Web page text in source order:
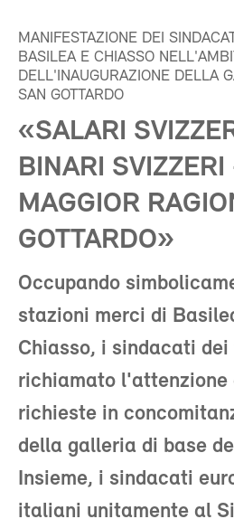
MANIFESTAZIONE DEI
BASILEA E CHIASSO
DELL'INAUGURAZIONE DELLA
SAN GOTTARDO
«SALARI
BINARI
MAGGIOR
GOTTARDO»
Occupando
stazioni merci di
Chiasso, i sindacati
richiamato l'attenzione
richieste in
della galleria di base
Insieme, i sindacati
italiani unitamente al